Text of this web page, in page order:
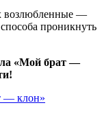
возлюбленные —
проникнуть
«Мой брат —
— клон»